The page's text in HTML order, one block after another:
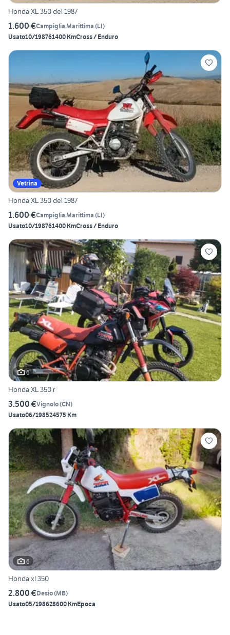
Honda XL 350 del 1987
1.600 €Campiglia Marittima (LI)
Usato10/198761400 KmCross / Enduro
Vetrina
Honda XL 350 del 1987
1.600 €Campiglia Marittima (LI)
Usato10/198761400 KmCross / Enduro
6
Honda XL 350 r
3.500 €Vignolo(CN)
Usato06/198524575 Km
6
Honda xl 350
2.800 €Desio(MB)
Usato05/198628600 KmEpoca